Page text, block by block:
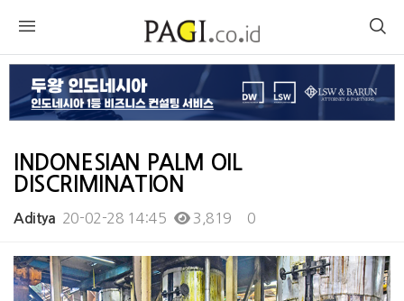
INDONESIAN PALM OIL
DISCRIMINATION
Aditya 20-02-28 14:45 3,819 0
본문